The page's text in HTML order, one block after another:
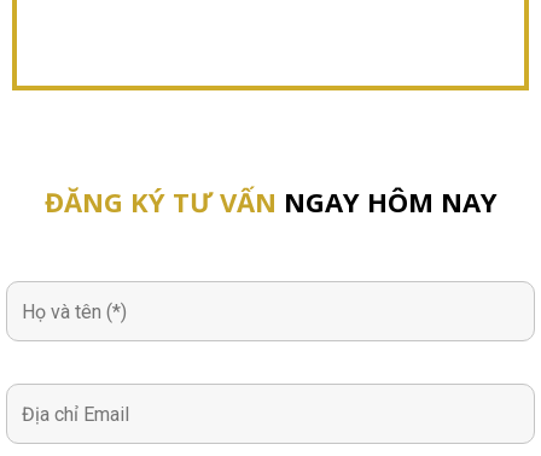
ĐĂNG KÝ TƯ VẤN NGAY HÔM NAY